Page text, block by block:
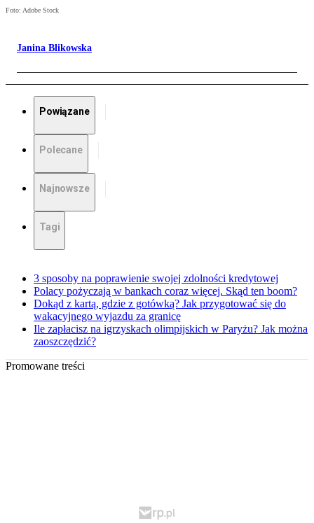
Foto: Adobe Stock
Janina Blikowska
Powiązane
Polecane
Najnowsze
Tagi
3 sposoby na poprawienie swojej zdolności kredytowej
Polacy pożyczają w bankach coraz więcej. Skąd ten boom?
Dokąd z kartą, gdzie z gotówką? Jak przygotować się do
wakacyjnego wyjazdu za granicę
Ile zapłacisz na igrzyskach olimpijskich w Paryżu? Jak można
zaoszczędzić?
Promowane treści